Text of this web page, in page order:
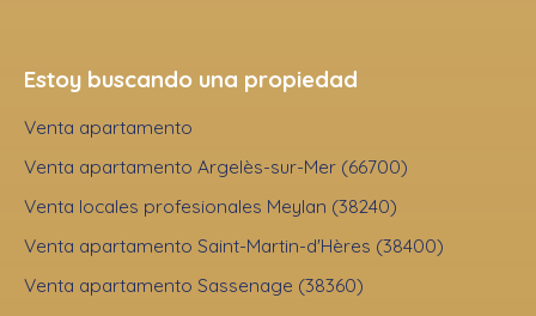
Estoy buscando una propiedad
Venta apartamento
Venta apartamento Argelès-sur-Mer (66700)
Venta locales profesionales Meylan (38240)
Venta apartamento Saint-Martin-d'Hères (38400)
Venta apartamento Sassenage (38360)